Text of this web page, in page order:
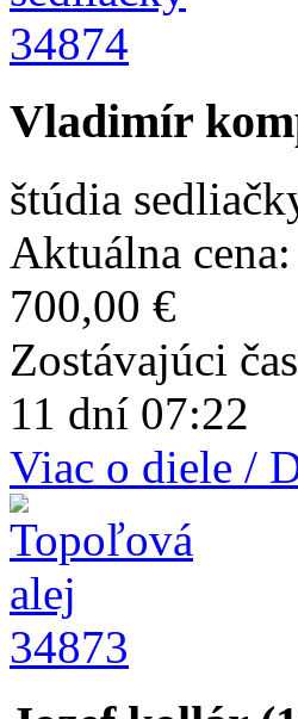
34874
Vladimír
štúdia
Aktuálna cena:
700,00 €
Zostávajúci
11 dní 07:22
Viac o diele /
34873